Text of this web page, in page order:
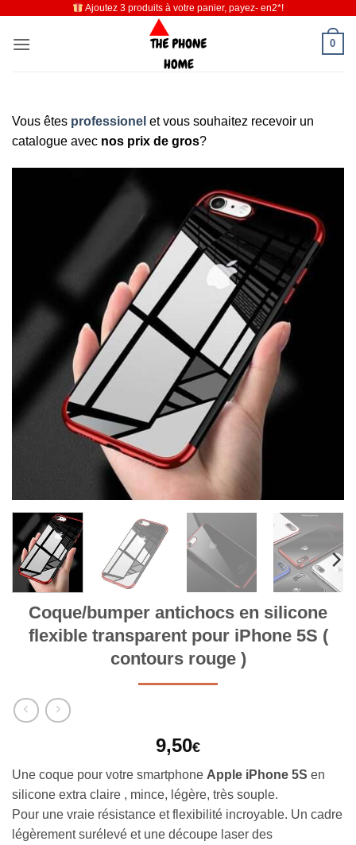
contenu
Ajoutez 3 produits à votre panier, payez- en2*!
0
Vous êtes professionel et vous souhaitez recevoir un
catalogue avec nos prix de gros?
Coque/bumper antichocs en silicone
flexible transparent pour iPhone 5S (
contours rouge )
9,50€
Une coque pour votre smartphone Apple iPhone 5S en
silicone extra claire , mince, légère, très souple.
Pour une vraie résistance et flexibilité incroyable. Un cadre
légèrement surélevé et une découpe laser des